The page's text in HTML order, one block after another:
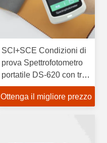
SCI+SCE Condizioni di
prova Spettrofotometro
portatile DS-620 con tre
aperture
Ottenga il migliore prezzo